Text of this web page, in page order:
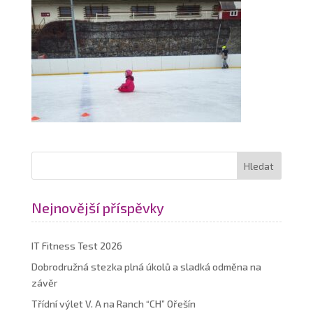
Nejnovější příspěvky
IT Fitness Test 2026
Dobrodružná stezka plná úkolů a sladká odměna na
závěr
Třídní výlet V. A na Ranch “CH” Ořešín